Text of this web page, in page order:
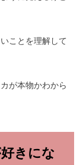
ことを理解して
が本物かわから
きにな